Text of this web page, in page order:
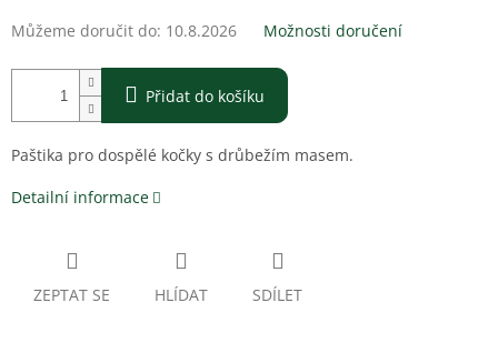
Můžeme doručit do: 10.8.2026 Možnosti doručení
Přidat do košíku
Paštika pro dospělé kočky s drůbežím masem.
Detailní informace
ZEPTAT SE HLÍDAT SDÍLET